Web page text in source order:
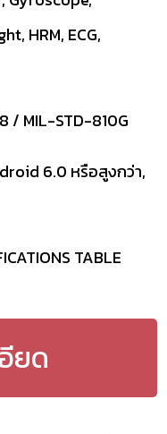
HRM, ECG,
/ MIL-STD-810G
6.0 หรือสูงกว่า,
TABLE
ยด